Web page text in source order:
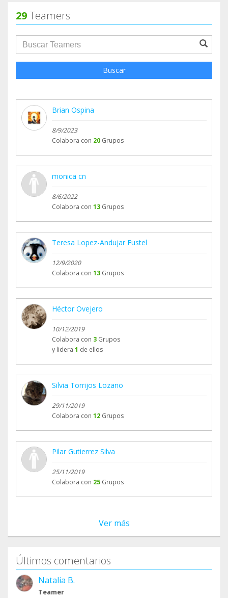
29Teamers
groupProfile.searchForm.search.text???
Buscar
Brian Ospina
8/9/2023
Colabora con 20 Grupos
monica cn
8/6/2022
Colabora con 13 Grupos
Teresa Lopez-Andujar Fustel
12/9/2020
Colabora con 13 Grupos
Héctor Ovejero
10/12/2019
Colabora con 3 Grupos
y lidera 1 de ellos
Silvia Torrijos Lozano
29/11/2019
Colabora con 12 Grupos
Pilar Gutierrez Silva
25/11/2019
Colabora con 25 Grupos
Ver más
Últimos comentarios
Natalia B.
Teamer